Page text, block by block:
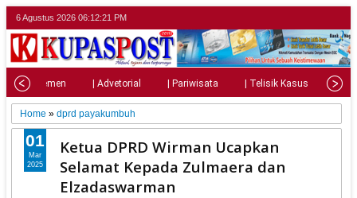
6 Agustus 2026 06:12:22 PM
| Parlemen | Advetorial | Pariwisata | Telisik Kasus |
Home »dprd payakumbuh
Ketua DPRD Wirman Ucapkan
Selamat Kepada Zulmaera dan
Elzadaswarman
01
Mar
2025